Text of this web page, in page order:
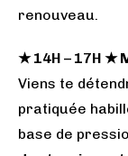
renouveau.
★ 14H – 17H ★
Viens te
pratiquée
base de